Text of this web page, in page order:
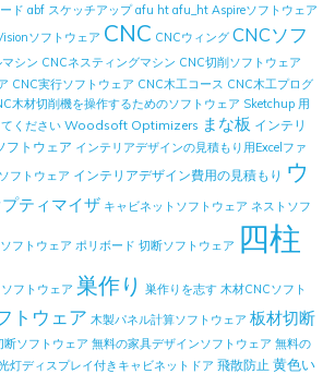
ド abf スケッチアップ afu ht afu_ht Aspireソフトウェア
ソフトウェア CNC CNCウィング CNCソフ
シン CNCネスティングマシン CNC切削ソフトウェア
CNC実行ソフトウェア CNC木工コース CNC木工プログ
木材切削機を操作するためのソフトウェア Sketchup 用
ください Woodsoft Optimizers まな板 インテリ
フトウェア インテリアデザインの見積もり用Excelファ
フトウェア インテリアデザイン費用の見積もり ウ
ティマイザ キャビネットソフトウェア ネストソフ
フトウェア ポリボード 切断ソフトウェア 四柱
フトウェア 巣作り 巣作りを志す 木材CNCソフト
トウェア 木製パネル計算ソフトウェア 板材切断
断ソフトウェア 無料の家具デザインソフトウェア 無料の
灯ディスプレイ付きキャビネットドア 飛散防止 黄色い